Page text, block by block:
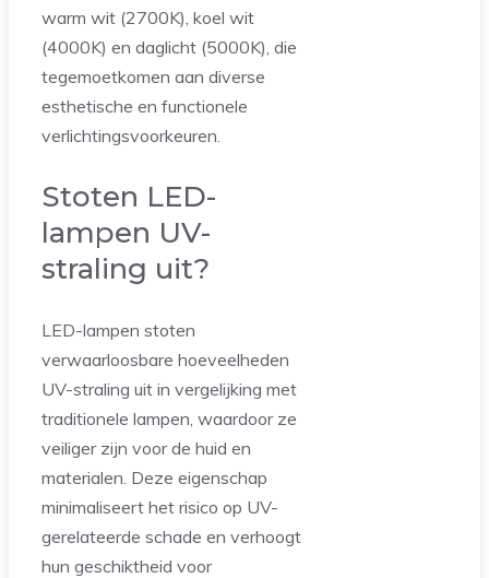
warm wit (2700K), koel wit
(4000K) en daglicht (5000K), die
tegemoetkomen aan diverse
esthetische en functionele
verlichtingsvoorkeuren.
Stoten LED-
lampen UV-
straling uit?
LED-lampen stoten
verwaarloosbare hoeveelheden
UV-straling uit in vergelijking met
traditionele lampen, waardoor ze
veiliger zijn voor de huid en
materialen. Deze eigenschap
minimaliseert het risico op UV-
gerelateerde schade en verhoogt
hun geschiktheid voor